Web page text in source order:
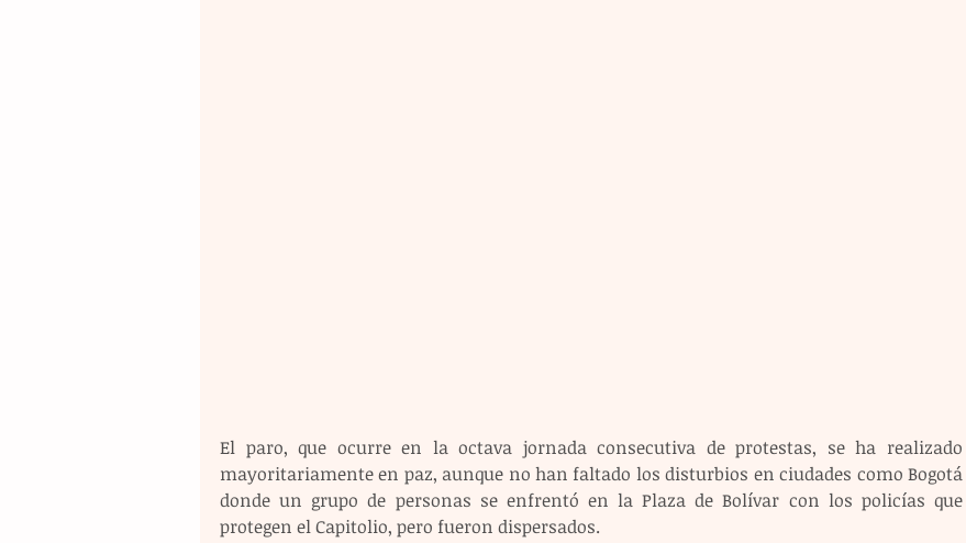
El paro, que ocurre en la octava jornada consecutiva de protestas, se ha realizado
mayoritariamente en paz, aunque no han faltado los disturbios en ciudades como Bogotá
donde un grupo de personas se enfrentó en la Plaza de Bolívar con los policías que
protegen el Capitolio, pero fueron dispersados.